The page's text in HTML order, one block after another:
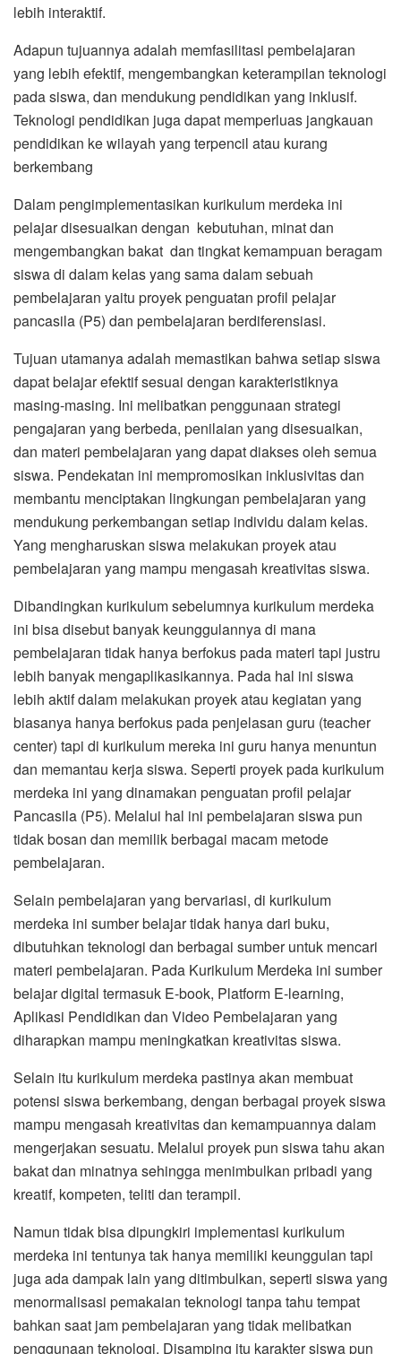
lebih interaktif.
Adapun tujuannya adalah memfasilitasi pembelajaran
yang lebih efektif, mengembangkan keterampilan teknologi
pada siswa, dan mendukung pendidikan yang inklusif.
Teknologi pendidikan juga dapat memperluas jangkauan
pendidikan ke wilayah yang terpencil atau kurang
berkembang
Dalam pengimplementasikan kurikulum merdeka ini
pelajar disesuaikan dengan kebutuhan, minat dan
mengembangkan bakat dan tingkat kemampuan beragam
siswa di dalam kelas yang sama dalam sebuah
pembelajaran yaitu proyek penguatan profil pelajar
pancasila (P5) dan pembelajaran berdiferensiasi.
Tujuan utamanya adalah memastikan bahwa setiap siswa
dapat belajar efektif sesuai dengan karakteristiknya
masing-masing. Ini melibatkan penggunaan strategi
pengajaran yang berbeda, penilaian yang disesuaikan,
dan materi pembelajaran yang dapat diakses oleh semua
siswa. Pendekatan ini mempromosikan inklusivitas dan
membantu menciptakan lingkungan pembelajaran yang
mendukung perkembangan setiap individu dalam kelas.
Yang mengharuskan siswa melakukan proyek atau
pembelajaran yang mampu mengasah kreativitas siswa.
Dibandingkan kurikulum sebelumnya kurikulum merdeka
ini bisa disebut banyak keunggulannya di mana
pembelajaran tidak hanya berfokus pada materi tapi justru
lebih banyak mengaplikasikannya. Pada hal ini siswa
lebih aktif dalam melakukan proyek atau kegiatan yang
biasanya hanya berfokus pada penjelasan guru (teacher
center) tapi di kurikulum mereka ini guru hanya menuntun
dan memantau kerja siswa. Seperti proyek pada kurikulum
merdeka ini yang dinamakan penguatan profil pelajar
Pancasila (P5). Melalui hal ini pembelajaran siswa pun
tidak bosan dan memilik berbagai macam metode
pembelajaran.
Selain pembelajaran yang bervariasi, di kurikulum
merdeka ini sumber belajar tidak hanya dari buku,
dibutuhkan teknologi dan berbagai sumber untuk mencari
materi pembelajaran. Pada Kurikulum Merdeka ini sumber
belajar digital termasuk E-book, Platform E-learning,
Aplikasi Pendidikan dan Video Pembelajaran yang
diharapkan mampu meningkatkan kreativitas siswa.
Selain itu kurikulum merdeka pastinya akan membuat
potensi siswa berkembang, dengan berbagai proyek siswa
mampu mengasah kreativitas dan kemampuannya dalam
mengerjakan sesuatu. Melalui proyek pun siswa tahu akan
bakat dan minatnya sehingga menimbulkan pribadi yang
kreatif, kompeten, teliti dan terampil.
Namun tidak bisa dipungkiri implementasi kurikulum
merdeka ini tentunya tak hanya memiliki keunggulan tapi
juga ada dampak lain yang ditimbulkan, seperti siswa yang
menormalisasi pemakaian teknologi tanpa tahu tempat
bahkan saat jam pembelajaran yang tidak melibatkan
penggunaan teknologi. Disamping itu karakter siswa pun